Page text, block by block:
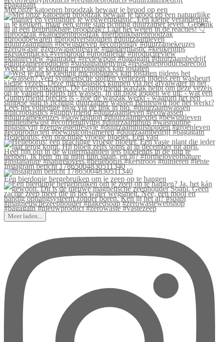
Met onze katoenen broodzak bewaar je brood op een
Wist je dat je kleding microplastics kan loslaten
Helleborus: een prachtige vroege bloeier. Een vast
Instagram bericht 17865004830511340
Een bierdopje hergebruiken om je zeep op te hangen
Meer laden...